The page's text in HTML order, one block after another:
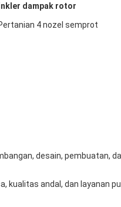
dampak rotor
4 nozel semprot
desain, pembuatan,
kualitas andal, dan layanan